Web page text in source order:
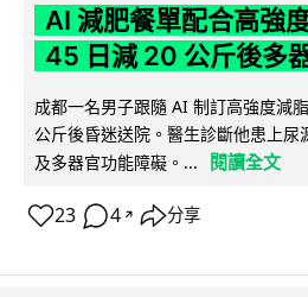
AI 減肥餐單配合高強
45 日減 20 公斤後多
成都一名男子跟隨 AI 制訂高強度減
公斤後昏迷送院。醫生診斷他患上
及多器官功能障礙。...
閱讀全文
23 4 ↗ 分享